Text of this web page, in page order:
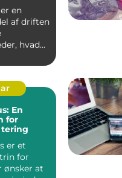
en
af driften
hvad
En
for
er et
for
ønsker at